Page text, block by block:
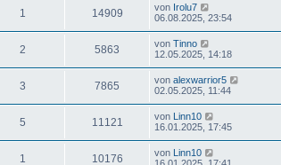
1 14909 von Irolu7
06.08.2025, 23:54
2 5863 von Tinno
12.05.2025, 14:18
3 7865 von alexwarrior5
02.05.2025, 11:44
5 11121 von Linn10
16.01.2025, 17:45
1 10176 von Linn10
16.01.2025, 17:41